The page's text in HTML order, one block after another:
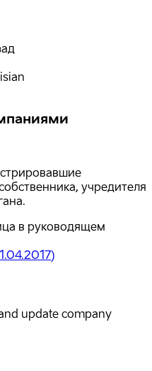
учредителя
в руководящем
)
update company